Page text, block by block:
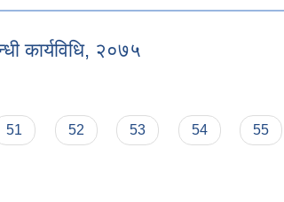
कार्यविधि, २०७५
51 52 53 54 55